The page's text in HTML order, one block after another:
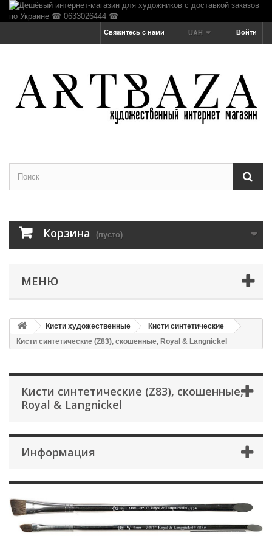
Войти
UAH
Свяжитесь с нами
Корзина (пусто)
МЕНЮ
Кисти художественные
Кисти синтетические
Кисти синтетические (Z83), скошенные, Royal & Langnickel
Кисти синтетические (Z83), скошенные,
Royal & Langnickel
Информация